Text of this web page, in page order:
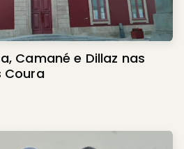
Camané e Dillaz nas
Coura